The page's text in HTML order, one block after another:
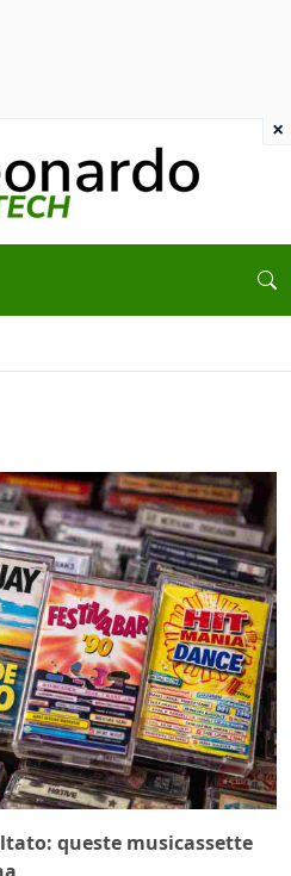
queste musicassette
×